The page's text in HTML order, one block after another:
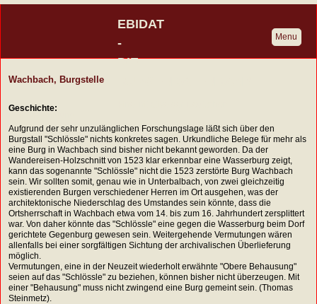
EBIDAT
-
DIE
Menu
Wachbach, Burgstelle
Geschichte:
Aufgrund der sehr unzulänglichen Forschungslage läßt sich über den
Burgstall "Schlössle" nichts konkretes sagen. Urkundliche Belege für mehr als
eine Burg in Wachbach sind bisher nicht bekannt geworden. Da der
Wandereisen-Holzschnitt von 1523 klar erkennbar eine Wasserburg zeigt,
kann das sogenannte "Schlössle" nicht die 1523 zerstörte Burg Wachbach
sein. Wir sollten somit, genau wie in Unterbalbach, von zwei gleichzeitig
existierenden Burgen verschiedener Herren im Ort ausgehen, was der
architektonische Niederschlag des Umstandes sein könnte, dass die
Ortsherrschaft in Wachbach etwa vom 14. bis zum 16. Jahrhundert zersplittert
war. Von daher könnte das "Schlössle" eine gegen die Wasserburg beim Dorf
gerichtete Gegenburg gewesen sein. Weitergehende Vermutungen wären
allenfalls bei einer sorgfältigen Sichtung der archivalischen Überlieferung
möglich.
Vermutungen, eine in der Neuzeit wiederholt erwähnte "Obere Behausung"
seien auf das "Schlössle" zu beziehen, können bisher nicht überzeugen. Mit
einer "Behausung" muss nicht zwingend eine Burg gemeint sein. (Thomas
Steinmetz).